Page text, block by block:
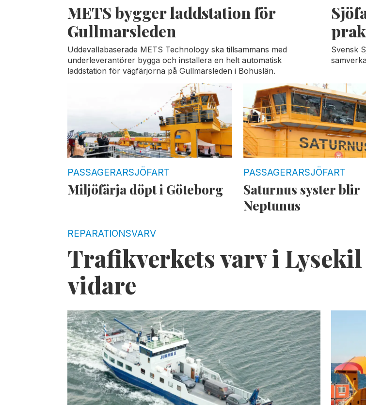
METS bygger laddstation för
Gullmarsleden
Uddevallabaserade METS Technology ska tillsammans med
underleverantörer bygga och installera en helt automatisk
laddstation för vägfärjorna på Gullmarsleden i Bohuslän.
Svensk
PASSAGERARSJÖFART
Miljöfärja döpt i Göteborg
PASSAGERARSJÖFART
Saturnus syster blir
Neptunus
REPARATIONSVARV
Trafikverkets varv i
vidare